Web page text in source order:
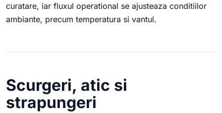
curatare, iar fluxul operational se ajusteaza conditiilor
ambiante, precum temperatura si vantul.
Scurgeri, atic si
strapungeri